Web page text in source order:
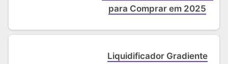
para Comprar em 2025
Liquidificador Gradiente